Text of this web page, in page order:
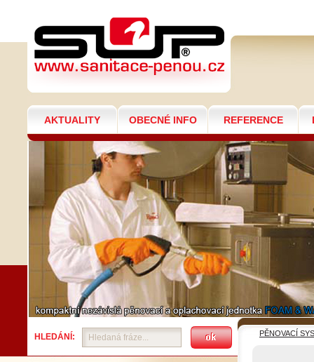
HLEDÁNÍ:
AKTUALITY OBECNÉ INFO REFERENCE
PĚNOVACÍ